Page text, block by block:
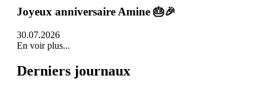
Joyeux anniversaire Amine 🎂🎉
30.07.2026
En voir plus...
Derniers journaux